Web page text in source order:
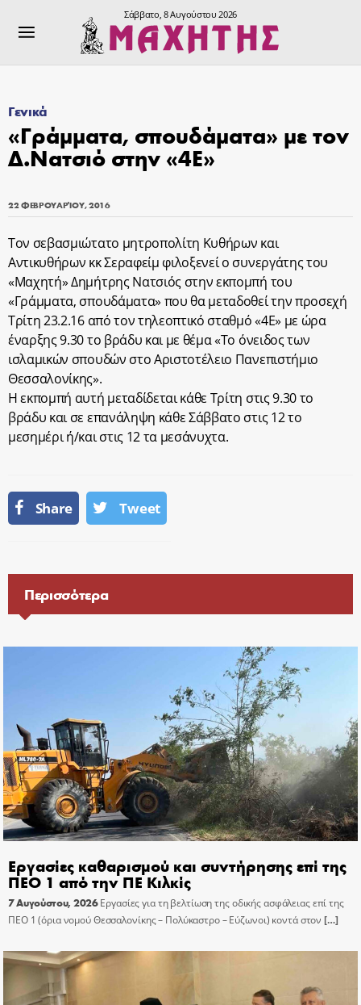
Σάββατο, 8 Αυγούστου 2026
Γενικά
«Γράμματα, σπουδάματα» με τον
Δ.Νατσιό στην «4Ε»
22 ΦΕΒΡΟΥΑΡΊΟΥ, 2016
Τον σεβασμιώτατο μητροπολίτη Κυθήρων και
Αντικυθήρων κκ Σεραφείμ φιλοξενεί ο συνεργάτης του
«Μαχητή» Δημήτρης Νατσιός στην εκπομπή του
«Γράμματα, σπουδάματα» που θα μεταδοθεί την προσεχή
Τρίτη 23.2.16 από τον τηλεοπτικό σταθμό «4Ε» με ώρα
έναρξης 9.30 το βράδυ και με θέμα «Το όνειδος των
ισλαμικών σπουδών στο Αριστοτέλειο Πανεπιστήμιο
Θεσσαλονίκης».
Η εκπομπή αυτή μεταδίδεται κάθε Τρίτη στις 9.30 το
βράδυ και σε επανάληψη κάθε Σάββατο στις 12 το
μεσημέρι ή/και στις 12 τα μεσάνυχτα.
Share Tweet
Περισσότερα
Εργασίες καθαρισμού και συντήρησης επί της
ΠΕΟ 1 από την ΠΕ Κιλκίς
7 Αυγούστου, 2026 Εργασίες για τη βελτίωση της οδικής ασφάλειας επί της
ΠΕΟ 1 (όρια νομού Θεσσαλονίκης – Πολύκαστρο – Εύζωνοι) κοντά στον […]